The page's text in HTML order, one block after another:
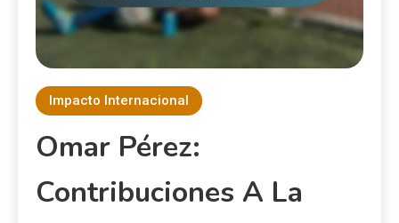
Impacto Internacional
Omar Pérez:
Contribuciones A La